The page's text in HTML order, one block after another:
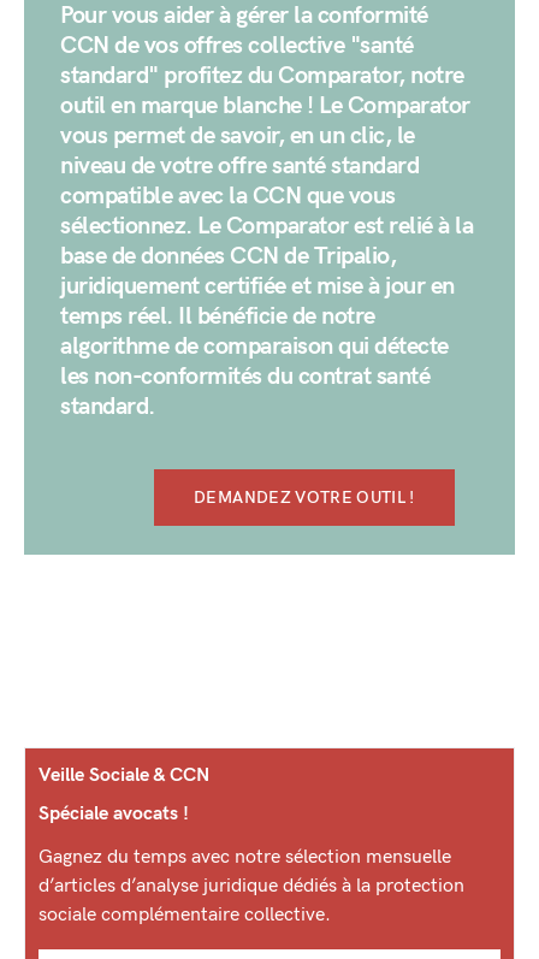
Pour vous aider à gérer la conformité
CCN de vos offres collective "santé
standard" profitez du Comparator, notre
outil en marque blanche ! Le Comparator
vous permet de savoir, en un clic, le
niveau de votre offre santé standard
compatible avec la CCN que vous
sélectionnez. Le Comparator est relié à la
base de données CCN de Tripalio,
juridiquement certifiée et mise à jour en
temps réel. Il bénéficie de notre
algorithme de comparaison qui détecte
les non-conformités du contrat santé
standard.
DEMANDEZ VOTRE OUTIL !
Veille Sociale & CCN
Spéciale avocats !
Gagnez du temps avec notre sélection mensuelle
d’articles d’analyse juridique dédiés à la protection
sociale complémentaire collective.